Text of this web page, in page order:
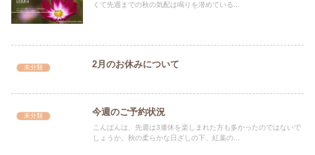
くて先週までの秋の気配は鳴りを潜めている...
未分類 2月のお休みについて
未分類 今週のご予約状況
こんばんは、先週は3連休を楽しまれた方も多かったのではないで
しょうか。秋の柔らかな日ざしの下、紅葉の...